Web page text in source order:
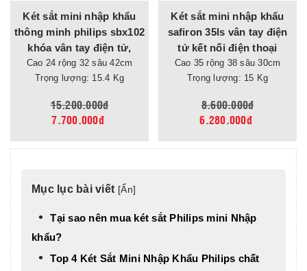
Két sắt mini nhập khẩu
thông minh philips sbx102
khóa vân tay điện tử,
không cảnh báo qua điện
thoại
Cao 24 rộng 32 sâu 42cm
Trọng lượng: 15.4 Kg
15.200.000đ
7.700.000đ
Két sắt mini nhập khẩu
safiron 35ls vân tay điện
tử kết nối điện thoại
Cao 35 rộng 38 sâu 30cm
Trọng lượng: 15 Kg
8.600.000đ
6.280.000đ
Mục lục bài viết [Ẩn]
Tại sao nên mua két sắt Philips mini Nhập
khẩu?
Top 4 Két Sắt Mini Nhập Khẩu Philips chất